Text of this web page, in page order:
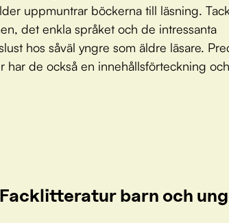
uppmuntrar böckerna till läsning.
det enkla språket och de intressanta
hos såväl yngre som äldre läsare.
har de också en innehållsförteckning
barn och